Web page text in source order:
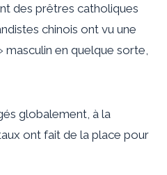
des prêtres catholiques
chinois ont vu une
en quelque sorte,
globalement, à la
ont fait de la place pour